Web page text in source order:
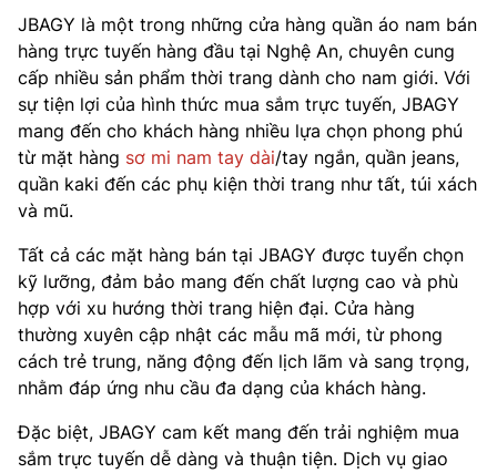
JBAGY là một trong những cửa hàng quần áo nam bán
hàng trực tuyến hàng đầu tại Nghệ An, chuyên cung
cấp nhiều sản phẩm thời trang dành cho nam giới. Với
sự tiện lợi của hình thức mua sắm trực tuyến, JBAGY
mang đến cho khách hàng nhiều lựa chọn phong phú
từ mặt hàng sơ mi nam tay dài/tay ngắn, quần jeans,
quần kaki đến các phụ kiện thời trang như tất, túi xách
và mũ.
Tất cả các mặt hàng bán tại JBAGY được tuyển chọn
kỹ lưỡng, đảm bảo mang đến chất lượng cao và phù
hợp với xu hướng thời trang hiện đại. Cửa hàng
thường xuyên cập nhật các mẫu mã mới, từ phong
cách trẻ trung, năng động đến lịch lãm và sang trọng,
nhằm đáp ứng nhu cầu đa dạng của khách hàng.
Đặc biệt, JBAGY cam kết mang đến trải nghiệm mua
sắm trực tuyến dễ dàng và thuận tiện. Dịch vụ giao